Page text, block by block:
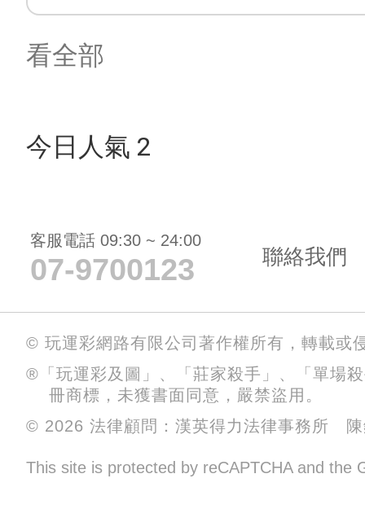
看全部
今日人氣 2
客服電話 09:30 ~ 24:00
07-9700123 聯絡我們
© 玩運彩網路有限公司著作權所有，轉載或
®「玩運彩及圖」、「莊家殺手」、「單場
冊商標，未獲書面同意，嚴禁盜用。
© 2026 法律顧問：漢英得力法律事務所 陳
This site is protected by reCAPTCHA and the